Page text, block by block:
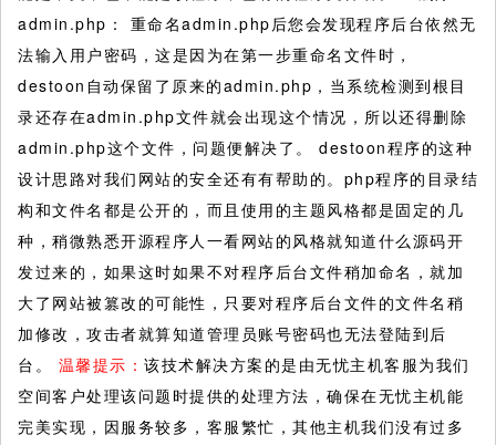
admin.php： 重命名admin.php后您会发现程序后台依然无
法输入用户密码，这是因为在第一步重命名文件时，
destoon自动保留了原来的admin.php，当系统检测到根目
录还存在admin.php文件就会出现这个情况，所以还得删除
admin.php这个文件，问题便解决了。 destoon程序的这种
设计思路对我们网站的安全还有有帮助的。php程序的目录结
构和文件名都是公开的，而且使用的主题风格都是固定的几
种，稍微熟悉开源程序人一看网站的风格就知道什么源码开
发过来的，如果这时如果不对程序后台文件稍加命名，就加
大了网站被篡改的可能性，只要对程序后台文件的文件名稍
加修改，攻击者就算知道管理员账号密码也无法登陆到后
台。 温馨提示： 该技术解决方案的是由无忧主机客服为我们
空间客户处理该问题时提供的处理方法，确保在无忧主机能
完美实现，因服务较多，客服繁忙，其他主机我们没有过多